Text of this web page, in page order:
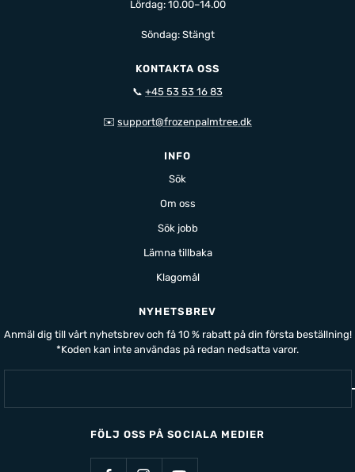
Lördag: 10.00–14.00
Söndag: Stängt
KONTAKTA OSS
📞 +45 53 53 16 83
✉️ support@frozenpalmtree.dk
INFO
Sök
Om oss
Sök jobb
Lämna tillbaka
Klagomål
NYHETSBREV
Anmäl dig till vårt nyhetsbrev och få 10 % rabatt på din första beställning!
*Koden kan inte användas på redan nedsatta varor.
FÖLJ OSS PÅ SOCIALA MEDIER